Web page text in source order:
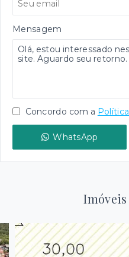
Mensagem
Concordo com a
WhatsApp